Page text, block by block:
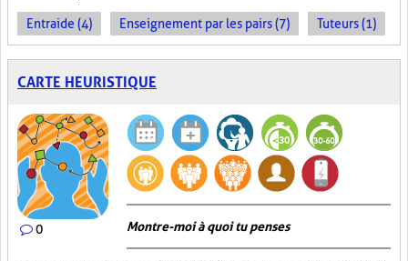
Entraide (4) Enseignement par les pairs (7) Tuteurs (1)
CARTE HEURISTIQUE
0 Montre-moi à quoi tu penses